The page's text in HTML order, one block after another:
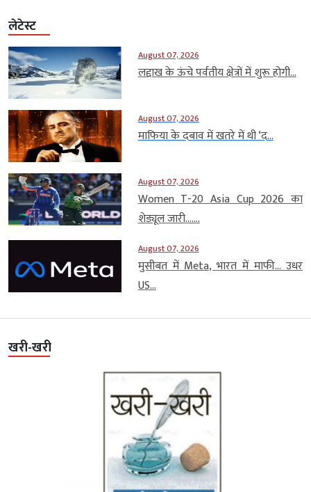
लेटेस्ट
August 07, 2026
लद्दाख के ऊंचे पर्वतीय क्षेत्रों में शुरू होगी...
August 07, 2026
माफिया के दबाव में खतरे में थी ‘द...
August 07, 2026
Women T-20 Asia Cup 2026 का
शेड्यूल जारी…....
August 07, 2026
मुसीबत में Meta, भारत में माफी… उधर
US...
खरी-खरी